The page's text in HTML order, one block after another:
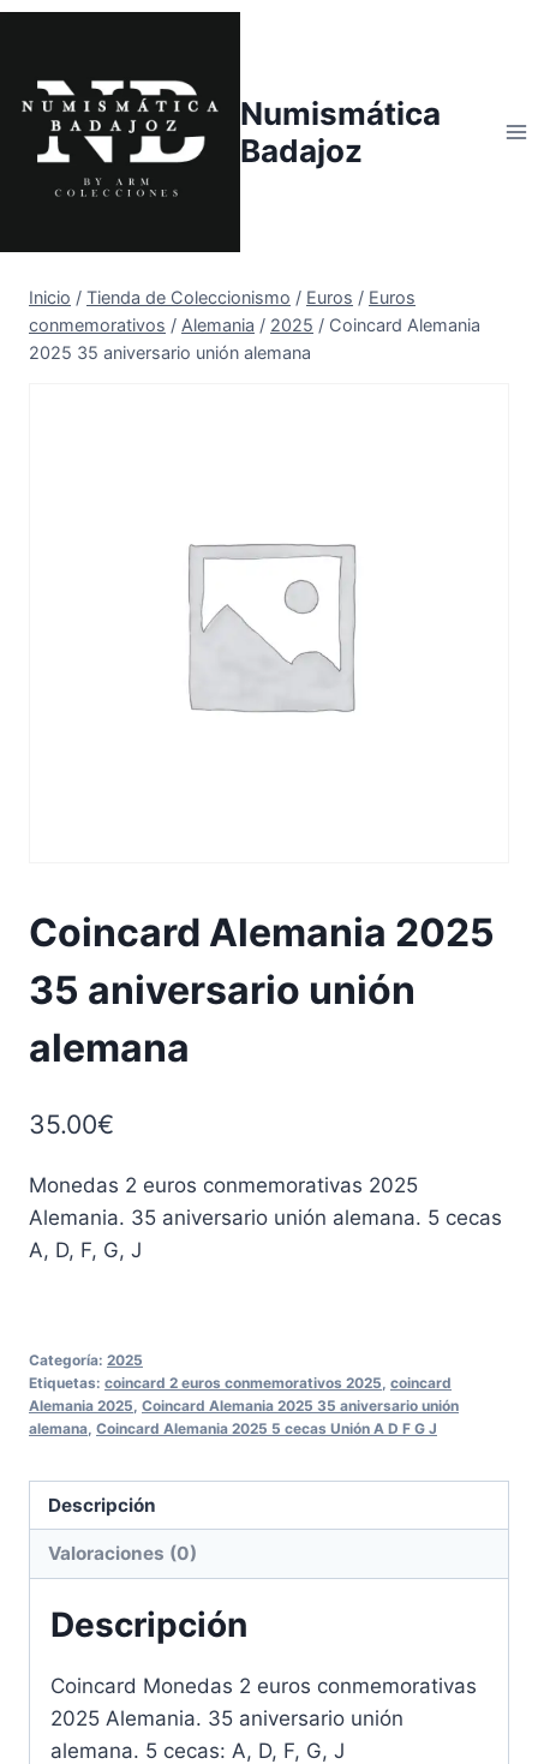
Saltar
contenido
Numismática
Badajoz
Inicio / Tienda de Coleccionismo / Euros / Euros
conmemorativos / Alemania / 2025 / Coincard Alemania
2025 35 aniversario unión alemana
Coincard Alemania 2025
35 aniversario unión
alemana
35.00€
Monedas 2 euros conmemorativas 2025
Alemania. 35 aniversario unión alemana. 5 cecas
A, D, F, G, J
Categoría: 2025
Etiquetas: coincard 2 euros conmemorativos 2025 coincard
Alemania 2025 Coincard Alemania 2025 35 aniversario unión
alemana Coincard Alemania 2025 5 cecas Unión A D F G J
Descripción
Valoraciones (0)
Descripción
Coincard Monedas 2 euros conmemorativas
2025 Alemania. 35 aniversario unión
alemana. 5 cecas: A, D, F, G, J